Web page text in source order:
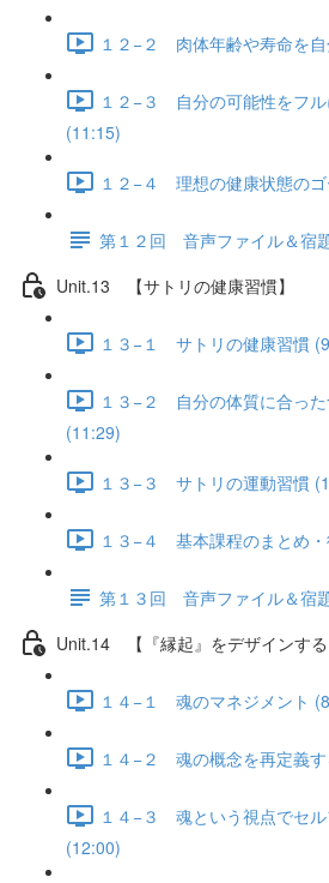
１２−２ 肉体年齢や寿命を
１２−３ 自分の可能性をフ
(11:15)
１２−４ 理想の健康状態の
第１２回 音声ファイル＆宿
Unit.13 【サトリの健康習慣】
１３−１ サトリの健康習慣
１３−２ 自分の体質に合っ
(11:29)
１３−３ サトリの運動習慣
１３−４ 基本課程のまとめ
第１３回 音声ファイル＆宿
Unit.14 【『縁起』をデザインする
１４−１ 魂のマネジメント
１４−２ 魂の概念を再定義
１４−３ 魂という視点でセ
(12:00)